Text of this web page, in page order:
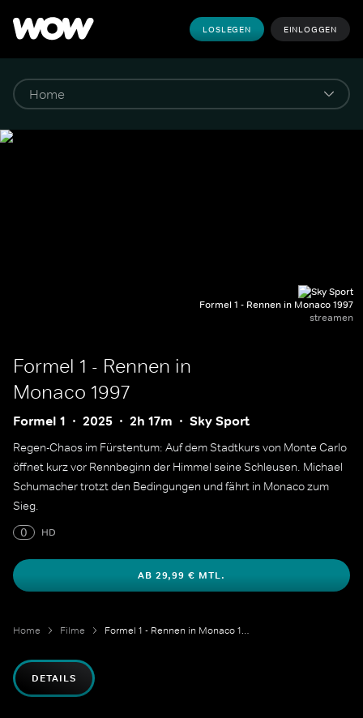
LOSLEGEN EINLOGGEN
Formel 1 - Rennen in Monaco 1997
streamen
Formel 1 - Rennen in
Monaco 1997
Formel 1 2025 2h 17m Sky Sport
Regen-Chaos im Fürstentum: Auf dem Stadtkurs von Monte Carlo
öffnet kurz vor Rennbeginn der Himmel seine Schleusen. Michael
Schumacher trotzt den Bedingungen und fährt in Monaco zum
Sieg.
0
HD
AB 29,99 € MTL.
Home Filme Formel 1 - Rennen in Monaco 1997
DETAILS